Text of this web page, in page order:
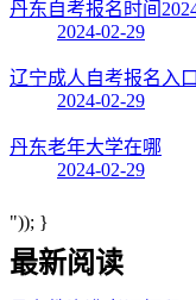
丹东自考报名时间
2024-02-29
辽宁成人自考报名入
2024-02-29
丹东老年大学在哪
2024-02-29
")); }
最新阅读